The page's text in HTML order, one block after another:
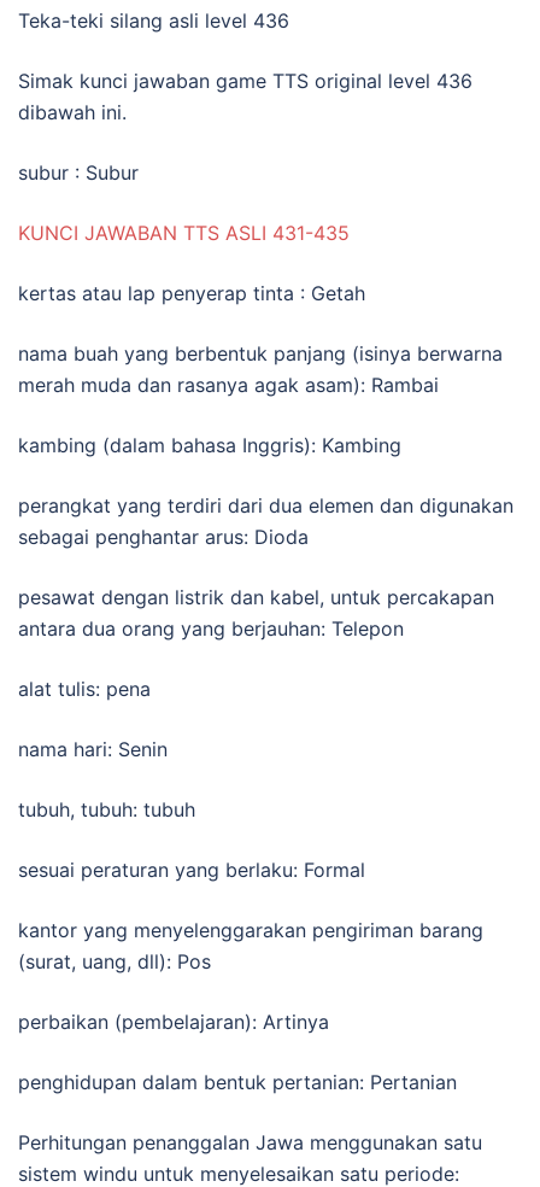
Teka-teki silang asli level 436
Simak kunci jawaban game TTS original level 436
dibawah ini.
subur : Subur
KUNCI JAWABAN TTS ASLI 431-435
kertas atau lap penyerap tinta : Getah
nama buah yang berbentuk panjang (isinya berwarna
merah muda dan rasanya agak asam): Rambai
kambing (dalam bahasa Inggris): Kambing
perangkat yang terdiri dari dua elemen dan digunakan
sebagai penghantar arus: Dioda
pesawat dengan listrik dan kabel, untuk percakapan
antara dua orang yang berjauhan: Telepon
alat tulis: pena
nama hari: Senin
tubuh, tubuh: tubuh
sesuai peraturan yang berlaku: Formal
kantor yang menyelenggarakan pengiriman barang
(surat, uang, dll): Pos
perbaikan (pembelajaran): Artinya
penghidupan dalam bentuk pertanian: Pertanian
Perhitungan penanggalan Jawa menggunakan satu
sistem windu untuk menyelesaikan satu periode: